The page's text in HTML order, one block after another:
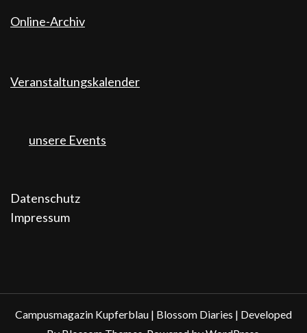
Online-Archiv
Veranstaltungskalender
unsere Events
Datenschutz
Impressum
Campusmagazin Kupferblau | Blossom Diaries | Developed